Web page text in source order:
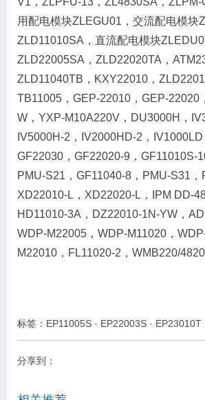
用配电模块ZLEGU01，交流配电模块
ZLD11010SA，直流配电模块
ZLD22005SA，ZLD22020TA，
ZLD11040TB，KXY22010，
TB11005，GEP-22010，GEP-22020
W，YXP-M10A220V，DU3000H，
IV5000H-2，IV2000HD-2，IV1000LD
GF22030，GF22020-9，GF11010S-
PMU-S21，GF11040-8，PMU-S31，
XD22010-L，XD22020-L，IPM DD-
HD11010-3A，DZ22010-1N-YW，
WDP-M22005，WDP-M11020，
M22010，FL11020-2，WMB220/
标签： EP11005S · EP22003S · EP23010T
分享到：